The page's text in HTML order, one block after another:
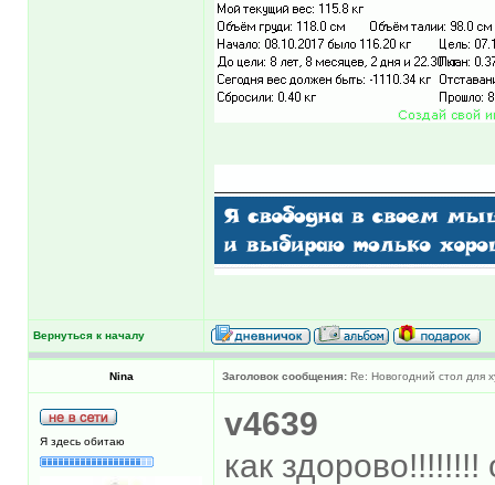
Вернуться к началу
Nina Заголовок сообщения: Re: Новогодний стол для
Я здесь обитаю
v4639
как